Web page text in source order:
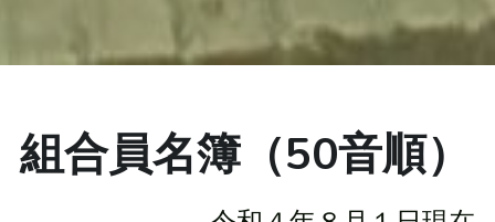
組合員名簿（50音順）